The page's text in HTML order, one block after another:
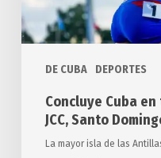
DE CUBA DEPORTES
JCC,
Santo
Concluye Cuba
JCC, Santo
La mayor isla de las